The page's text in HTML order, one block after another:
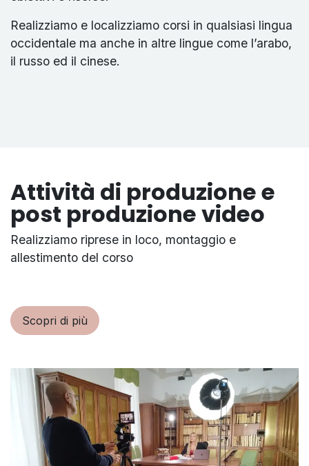
Realizziamo e localizziamo corsi in qualsiasi lingua
occidentale ma anche in altre lingue come l’arabo,
il russo ed il cinese.
Attività di produzione e
post produzione video
Realizziamo riprese in loco, montaggio e
allestimento del corso
Scopri di più